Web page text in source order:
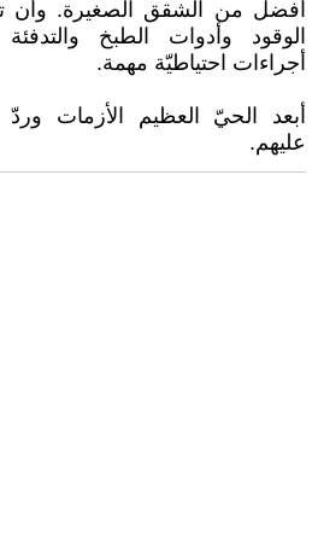
أفضل من الشقق الصغيرة. وأن
الوقود وأدوات الطبخ
أجراءات احتياطيّة مهمة.
أبعد الحيّ العظيم الأزمات
عليهم.